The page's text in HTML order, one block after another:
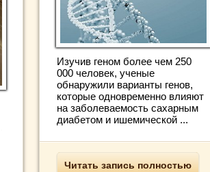
Изучив геном более чем 250
000 человек, ученые
обнаружили варианты генов,
которые одновременно влияют
на заболеваемость сахарным
диабетом и ишемической ...
Читать запись полностью